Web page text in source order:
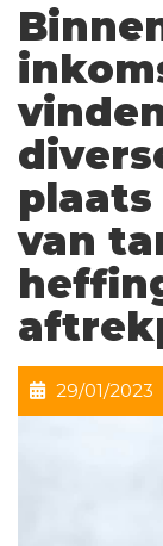
van
29/01/2023